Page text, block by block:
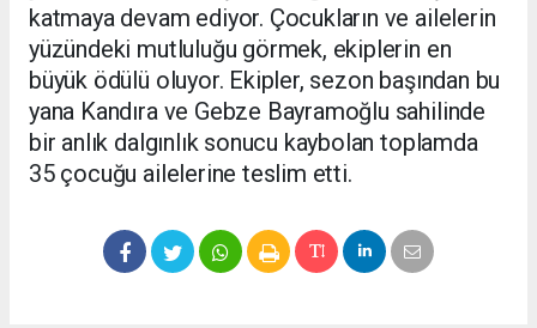
katmaya devam ediyor. Çocukların ve ailelerin
yüzündeki mutluluğu görmek, ekiplerin en
büyük ödülü oluyor. Ekipler, sezon başından bu
yana Kandıra ve Gebze Bayramoğlu sahilinde
bir anlık dalgınlık sonucu kaybolan toplamda
35 çocuğu ailelerine teslim etti.